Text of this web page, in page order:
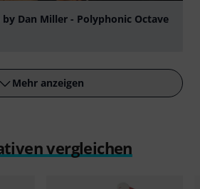
by Dan Miller - Polyphonic Octave
Mehr anzeigen
vergleichen